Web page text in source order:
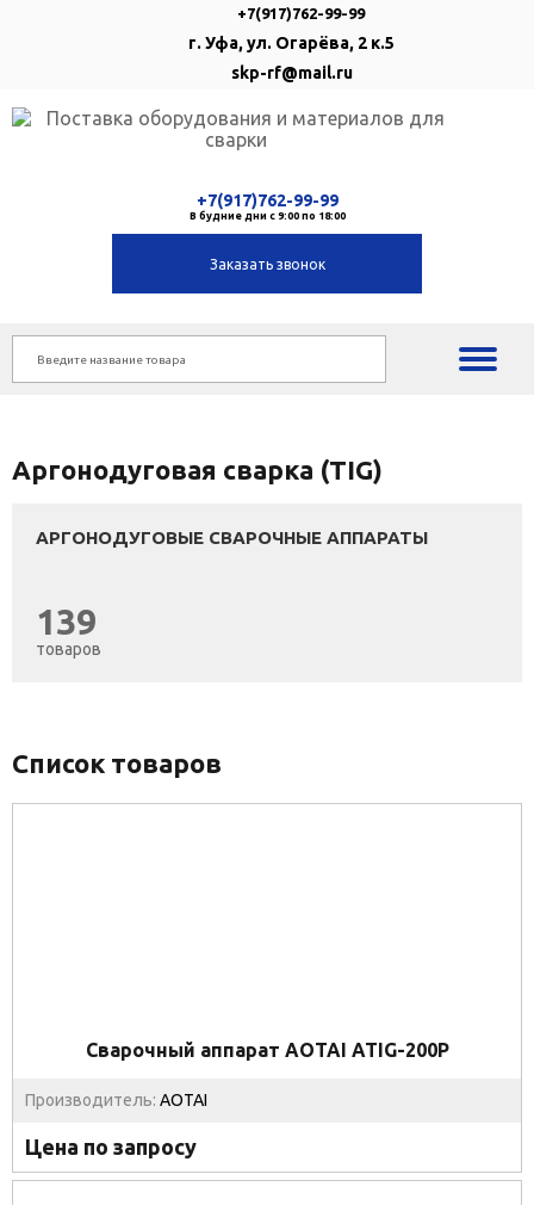
+7(917)762-99-99
г. Уфа, ул. Огарёва, 2 к.5
skp-rf@mail.ru
+7(917)762-99-99
В будние дни с 9:00 по 18:00
Заказать звонок
Аргонодуговая сварка (TIG)
АРГОНОДУГОВЫЕ СВАРОЧНЫЕ АППАРАТЫ
139
товаров
Список товаров
Сварочный аппарат AOTAI ATIG-200P
Производитель: AOTAI
Цена по запросу